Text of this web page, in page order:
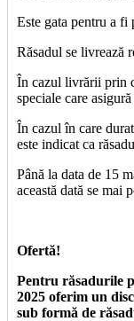
Este gata pentru a fi
Răsadul se livrează
În cazul livrării prin
speciale care
În cazul în care
este indicat ca
Până la data de 15
această dată se mai
Ofertă!
Pentru răsadurile
2025 oferim un
sub formă de